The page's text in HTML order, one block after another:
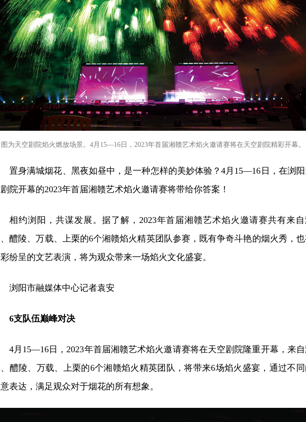
图为天空剧院焰火燃放场景。4月15—16日，2023年首届湘赣艺术焰火邀请赛将在天空剧院精彩开幕。
置身满城烟花、黑夜如昼中，是一种怎样的美妙体验？4月15—16日，在浏
院开幕的2023年首届湘赣艺术焰火邀请赛将带给你答案！
相约浏阳，共谋发展。据了解，2023年首届湘赣艺术焰火邀请赛共有来自
醴陵、万载、上栗的6个湘赣焰火精英团队参赛，既有争奇斗艳的烟火秀，
纷呈的文艺表演，将为观众带来一场焰火文化盛宴。
浏阳市融媒体中心记者袁安
6支队伍巅峰对决
4月15—16日，2023年首届湘赣艺术焰火邀请赛将在天空剧院隆重开幕，来自
醴陵、万载、上栗的6个湘赣焰火精英团队，将带来6场焰火盛宴，通过不
表达，满足观众对于烟花的所有想象。